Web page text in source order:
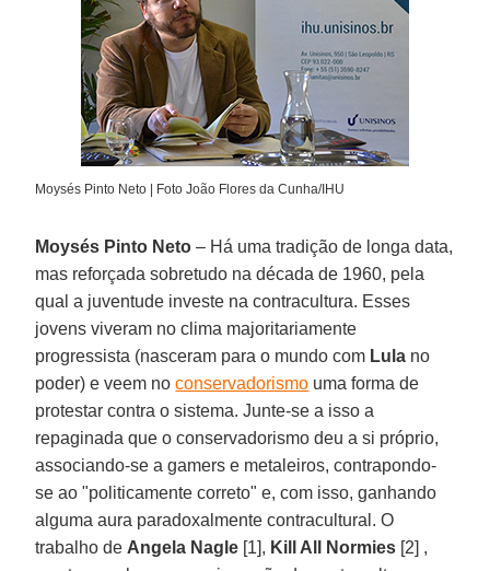
Moysés Pinto Neto | Foto João Flores da Cunha/IHU
Moysés Pinto Neto – Há uma tradição de longa data,
mas reforçada sobretudo na década de 1960, pela
qual a juventude investe na contracultura. Esses
jovens viveram no clima majoritariamente
progressista (nasceram para o mundo com Lula no
poder) e veem noconservadorismo uma forma de
protestar contra o sistema. Junte-se a isso a
repaginada que o conservadorismo deu a si próprio,
associando-se a gamers e metaleiros, contrapondo-
se ao "politicamente correto" e, com isso, ganhando
alguma aura paradoxalmente contracultural. O
trabalho de Angela Nagle [1], Kill All Normies [2] ,